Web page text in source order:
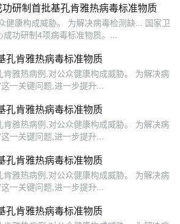
功研制首批基孔肯雅热病毒标准物质
健康构成威胁。 为解决病毒检测缺... 国家卫
功研制4项病毒标准物质。...
孔肯雅热病毒标准物质
雅热病例,对公众健康构成威胁。 为解决病
一关键问题,进一步提升...
孔肯雅热病毒标准物质
雅热病例,对公众健康构成威胁。 为解决病
一关键问题,进一步提升...
孔肯雅热病毒标准物质
雅热病例,对公众健康构成威胁。 为解决病
一关键问题,进一步提升...
孔肯雅热病毒标准物质